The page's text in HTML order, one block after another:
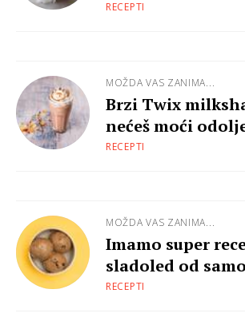
RECEPTI
MOŽDA VAS ZANIMA...
Brzi Twix
nećeš moći
RECEPTI
MOŽDA VAS ZANIMA...
Imamo super
sladoled od
RECEPTI